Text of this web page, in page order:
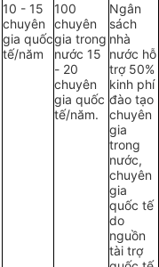
10 - 15
chuyên
gia quốc
tế/năm
100
chuyên
gia trong
nước 15
- 20
chuyên
gia quốc
tế/năm.
Ngân
sách
nhà
nước hỗ
trợ 50%
kinh phí
đào tạo
chuyên
gia
trong
nước,
chuyên
gia
quốc tế
do
nguồn
tài trợ